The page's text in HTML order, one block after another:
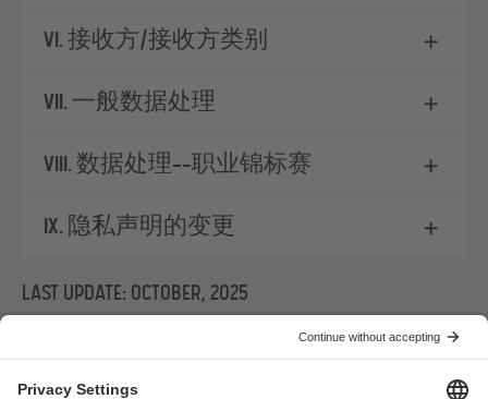
for fraud prevention is based on Art. 6
e. How long
para. 1 let. b) GDPR is stored at least
perform the contract between you
potential claims against you are time
barred (§ 195 BGB).
Video and Audio Material of
Professional Players for Promotion
VI. 接收方/接收方类别
VII. 一般数据处理
VIII. 数据处理——职业锦标赛
IX. 隐私声明的变更
LAST UPDATE: OCTOBER, 2025